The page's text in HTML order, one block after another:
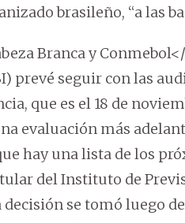
brasileño, “a las
Branca y
prevé seguir con las
que es el 18 de
evaluación más
hay una lista de los
del Instituto de
se tomó luego